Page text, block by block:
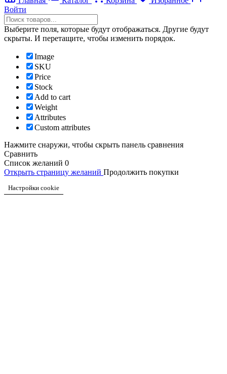
Войти
Выберите поля, которые будут отображаться. Другие будут
скрыты. И перетащите, чтобы изменить порядок.
Image
SKU
Price
Stock
Add to cart
Weight
Attributes
Custom attributes
Нажмите снаружи, чтобы скрыть панель сравнения
Сравнить
Список желаний 0
Открыть страницу желаний Продолжить покупки
Настройки cookie